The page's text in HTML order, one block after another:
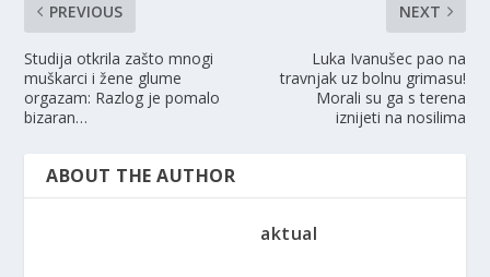
PREVIOUS
Studija otkrila zašto mnogi
muškarci i žene glume
orgazam: Razlog je pomalo
bizaran…
NEXT
Luka Ivanušec pao na
travnjak uz bolnu grimasu!
Morali su ga s terena
iznijeti na nosilima
ABOUT THE AUTHOR
aktual